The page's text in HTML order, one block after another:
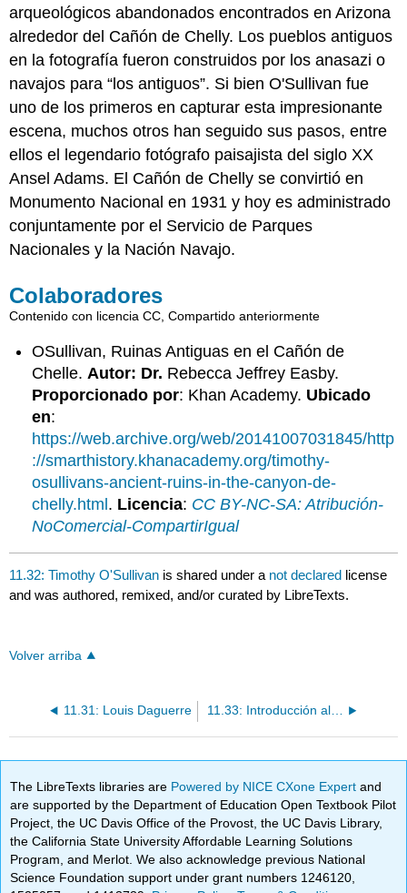
arqueológicos abandonados encontrados en Arizona
alrededor del Cañón de Chelly. Los pueblos antiguos
en la fotografía fueron construidos por los anasazi o
navajos para “los antiguos”. Si bien O'Sullivan fue
uno de los primeros en capturar esta impresionante
escena, muchos otros han seguido sus pasos, entre
ellos el legendario fotógrafo paisajista del siglo XX
Ansel Adams. El Cañón de Chelly se convirtió en
Monumento Nacional en 1931 y hoy es administrado
conjuntamente por el Servicio de Parques
Nacionales y la Nación Navajo.
Colaboradores
Contenido con licencia CC, Compartido anteriormente
OSullivan, Ruinas Antiguas en el Cañón de
Chelle. Autor: Dr. Rebecca Jeffrey Easby.
Proporcionado por: Khan Academy. Ubicado
en:
https://web.archive.org/web/20141007031845/http
://smarthistory.khanacademy.org/timothy-
osullivans-ancient-ruins-in-the-canyon-de-
chelly.html. Licencia: CC BY-NC-SA: Atribución-
NoComercial-CompartirIgual
11.32: Timothy O'Sullivan is shared under a not declared license
and was authored, remixed, and/or curated by LibreTexts.
Volver arriba
11.31: Louis Daguerre 11.33: Introducción al Realismo
The LibreTexts libraries are Powered by NICE CXone Expertand
are supported by the Department of Education Open Textbook Pilot
Project, the UC Davis Office of the Provost, the UC Davis Library,
the California State University Affordable Learning Solutions
Program, and Merlot. We also acknowledge previous National
Science Foundation support under grant numbers 1246120,